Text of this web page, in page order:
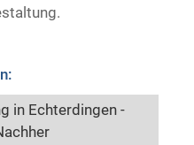
in Echterdingen -